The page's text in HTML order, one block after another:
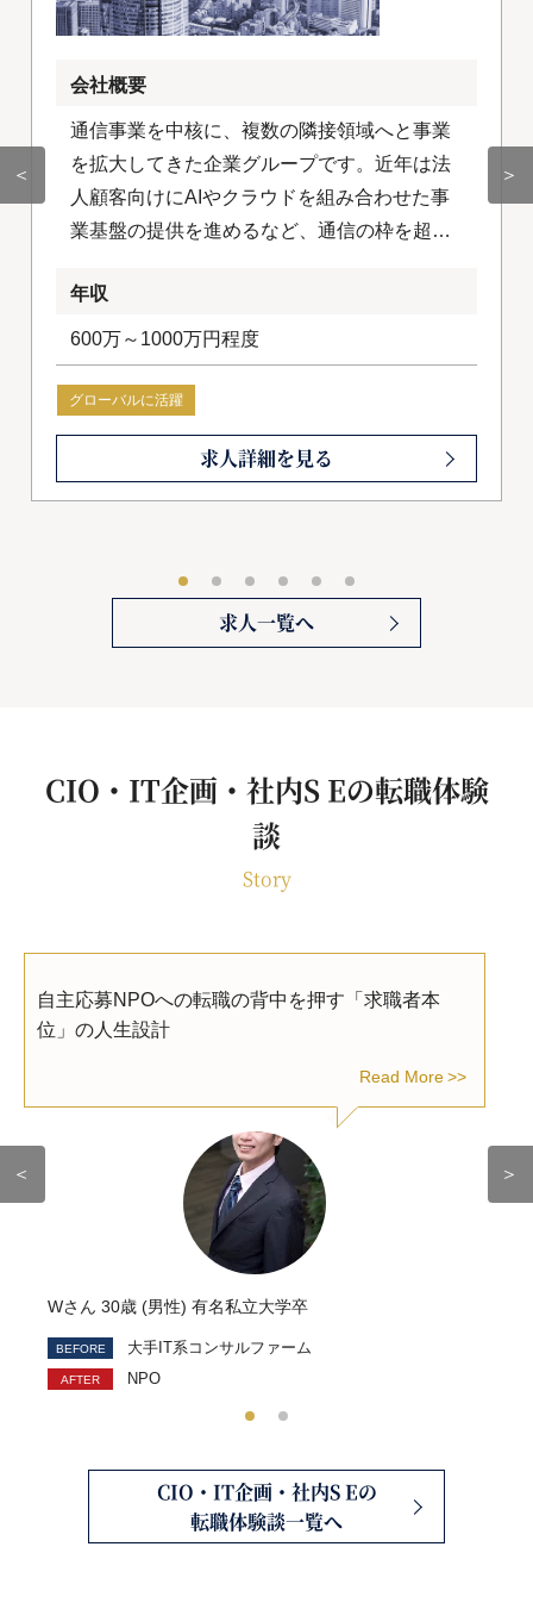
＜
会社概要
通信事業を中核に、複数の隣接領域へと事業
を拡大してきた企業グループです。近年は法
人顧客向けにAIやクラウドを組み合わせた事
業基盤の提供を進めるなど、通信の枠を超え
ます。国内にとどまらず海外事業にも積極的
に取り組み、グループ全体でグローバルな成
長戦略を描いています。
年収
600万～1000万円程度
グローバルに活躍
求人詳細を見る
＞
求人一覧へ
CIO・IT企画・社内S Eの転職体験
談
Story
＜
自主応募NPOへの転職の背中を押す「求職者本
位」の人生設計
Read More
Wさん 30歳 (男性) 有名私立大学卒
大手IT系コンサルファーム
NPO
＞
CIO・IT企画・社内S Eの
転職体験談一覧へ